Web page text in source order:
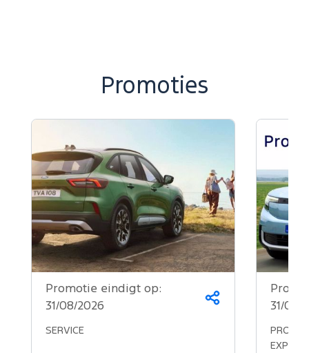
Promoties
Deel
Promotie eindigt op:
31/08/2026
SERVICE
31/08/